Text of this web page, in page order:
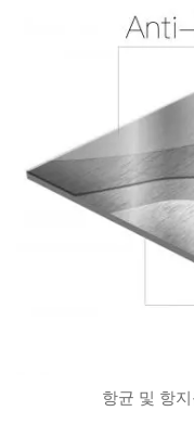
항균 및 항